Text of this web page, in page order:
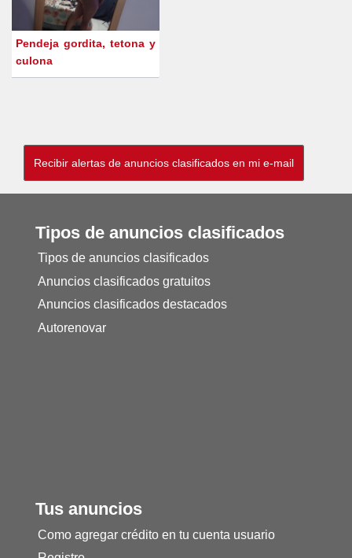
Pendeja gordita, tetona y
culona
Tipos de anuncios clasificados
Tipos de anuncios clasificados
Anuncios clasificados gratuitos
Anuncios clasificados destacados
Autorenovar
Tus anuncios
Como agregar crédito en tu cuenta usuario